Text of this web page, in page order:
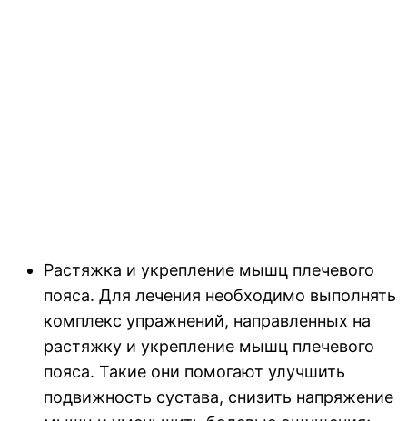
Растяжка и укрепление мышц плечевого
пояса. Для лечения необходимо выполнять
комплекс упражнений, направленных на
растяжку и укрепление мышц плечевого
пояса. Такие они помогают улучшить
подвижность сустава, снизить напряжение